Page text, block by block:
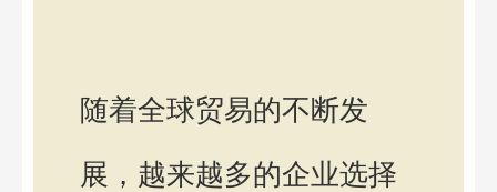
随着全球贸易的不断发
展，越来越多的企业选择